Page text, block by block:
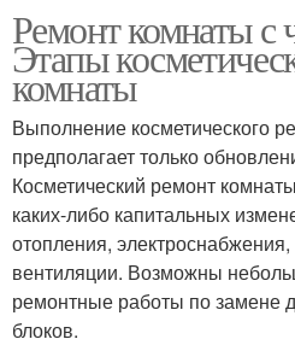
Ремонт комнаты с
Этапы
комнаты
Выполнение косметического
предполагает только
Косметический ремонт
каких-либо капитальных
отопления,
вентиляции. Возможны
ремонтные работы по замене
блоков.